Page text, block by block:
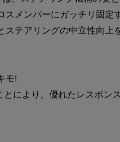
スメンバーにガッチリ固定
ステアリングの中立性向上
モ!
により、優れたレスポン